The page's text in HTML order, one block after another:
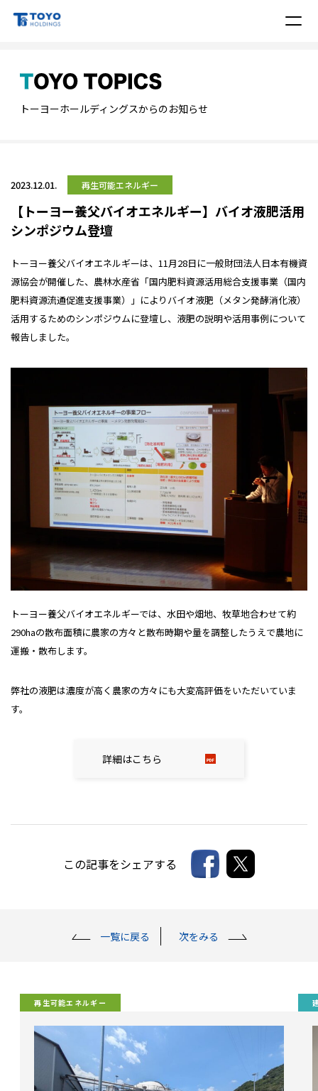
トーヨーホールディングスからのお知らせ
2023.12.01. 再生可能エネルギー
【トーヨー養父バイオエネルギー】バイオ液肥活用
シンポジウム登壇
トーヨー養父バイオエネルギーは、11月28日に一般財団法人日本有機資
源協会が開催した、農林水産省「国内肥料資源活用総合支援事業（国内
肥料資源流通促進支援事業）」によりバイオ液肥（メタン発酵消化液）
活用するためのシンポジウムに登壇し、液肥の説明や活用事例について
報告しました。
トーヨー養父バイオエネルギーでは、水田や畑地、牧草地合わせて約
290haの散布面積に農家の方々と散布時期や量を調整したうえで農地に
運搬・散布します。
弊社の液肥は濃度が高く農家の方々にも大変高評価をいただいていま
す。
詳細はこちら
この記事をシェアする
一覧に戻る 次をみる
再生可能エネルギー